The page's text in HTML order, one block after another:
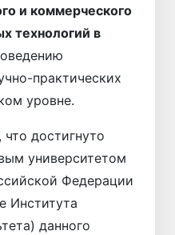
и коммерческого
технологий в
практических
уровне.
достигнуто
университетом
Федерации
Института
данного